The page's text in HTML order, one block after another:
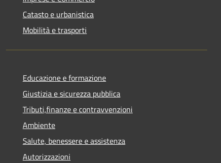
Catasto e urbanistica
Mobilità e trasporti
Educazione e formazione
Giustizia e sicurezza pubblica
Tributi,finanze e contravvenzioni
Ambiente
Salute, benessere e assistenza
Autorizzazioni